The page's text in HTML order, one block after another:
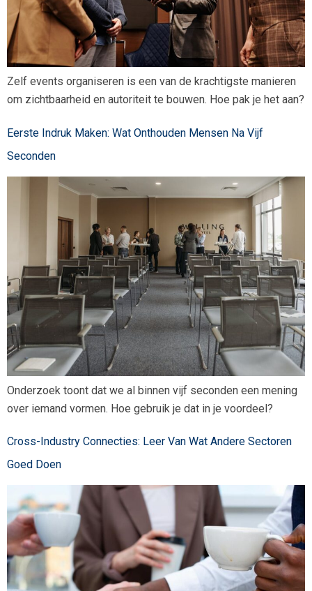
Zelf events organiseren is een van de krachtigste manieren
om zichtbaarheid en autoriteit te bouwen. Hoe pak je het aan?
Eerste Indruk Maken: Wat Onthouden Mensen Na Vijf
Seconden
Onderzoek toont dat we al binnen vijf seconden een mening
over iemand vormen. Hoe gebruik je dat in je voordeel?
Cross-Industry Connecties: Leer Van Wat Andere Sectoren
Goed Doen